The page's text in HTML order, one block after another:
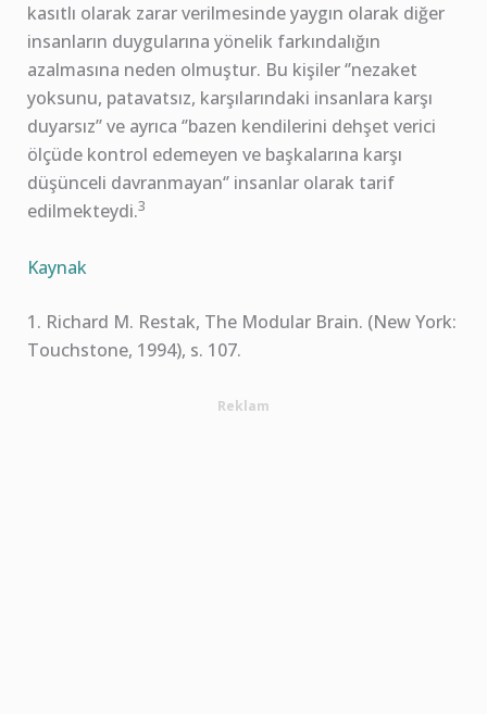
kasıtlı olarak zarar verilmesinde yaygın olarak diğer
insanların duygularına yönelik farkındalığın
azalmasına neden olmuştur. Bu kişiler ‘’nezaket
yoksunu, patavatsız, karşılarındaki insanlara karşı
duyarsız’’ ve ayrıca ‘’bazen kendilerini dehşet verici
ölçüde kontrol edemeyen ve başkalarına karşı
düşünceli davranmayan‘’ insanlar olarak tarif
edilmekteydi.3
Kaynak
1. Richard M. Restak, The Modular Brain. (New York:
Touchstone, 1994), s. 107.
Reklam